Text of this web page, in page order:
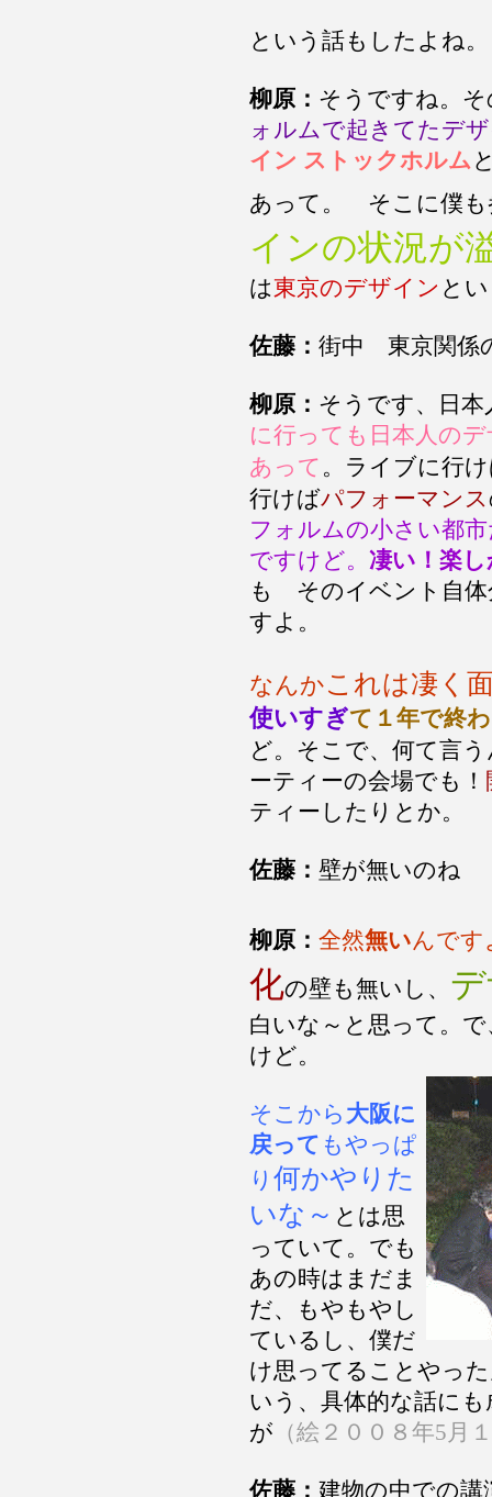
という話もしたよね。
柳原： そうですね。
ォルムで起きてたデ
イン ストックホルム
あって。 そこに僕も
インの状況が
は東京のデザイン と
佐藤： 街中 東京関係
柳原： そうです、日
に行っても日本人の
あって 。ライブに行
行けばパフォーマンス
フォルムの小さい都
ですけど。 凄い！楽
も そのイベント自体
すよ。
なんかこれは凄く
使いすぎて１年で終
ど。そこで、何て言
ーティーの会場でも！
ティーしたりとか。
佐藤： 壁が無いのね
柳原： 全然無いんです
化の壁も無いし、
白いな～と思って。
けど。
そこから 大阪に
戻って もやっぱ
り 何かやりた
いな～ とは思
っていて。でも
あの時はまだま
だ、もやもやし
ているし、僕だ
け思ってることやっ
いう、具体的な話に
が （絵２００８年5月
佐藤： 建物の中での